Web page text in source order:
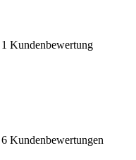
1 Kundenbewertung
6 Kundenbewertungen